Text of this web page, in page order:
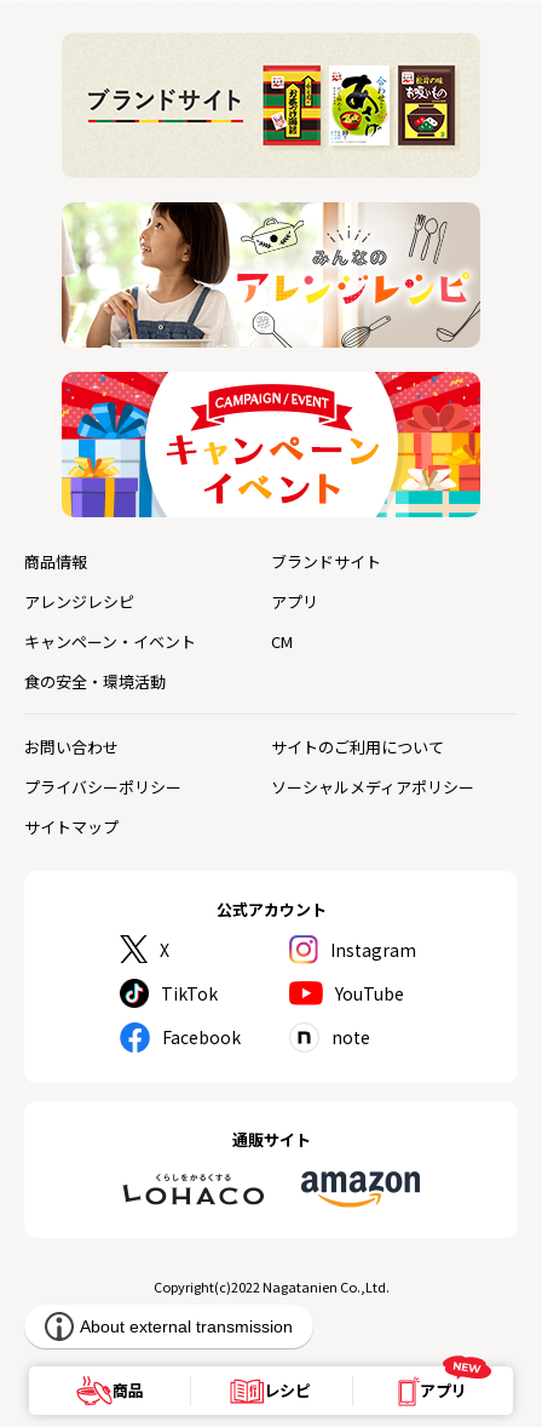
公式アカウント
X
Instagram
TikTok
YouTube
Facebook
note
通販サイト
商品情報
ブランドサイト
アレンジレシピ
アプリ
キャンペーン・イベント
CM
食の安全・環境活動
お問い合わせ
サイトのご利用について
プライバシーポリシー
ソーシャルメディアポリシー
サイトマップ
Copyright(c)2022 Nagatanien Co.,Ltd.
商品 レシピ アプリ